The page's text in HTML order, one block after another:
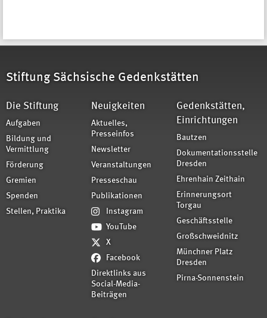
Stiftung Sächsische Gedenkstätten
Die Stiftung
Aufgaben
Bildung und
Vermittlung
Förderung
Gremien
Spenden
Stellen, Praktika
Neuigkeiten
Aktuelles,
Presseinfos
Newsletter
Veranstaltungen
Presseschau
Publikationen
Instagram
YouTube
X
Facebook
Direktlinks aus
Social-Media-
Beiträgen
Gedenkstätten,
Einrichtungen
Bautzen
Dokumentationsstelle
Dresden
Ehrenhain Zeithain
Erinnerungsort
Torgau
Geschäftsstelle
Großschweidnitz
Münchner Platz
Dresden
Pirna-Sonnenstein